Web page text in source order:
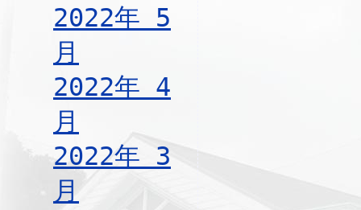
2022年 5
月
2022年 4
月
2022年 3
月